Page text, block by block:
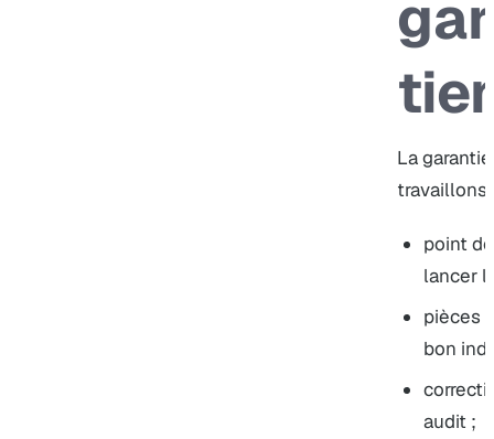
La
travaillons
point
lancer
pièces
bon
audit ;